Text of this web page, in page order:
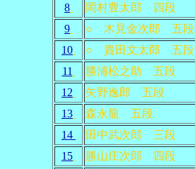
8
岡村豊太郎 四段
9
○ 木見金次郎 五段
10
○ 貴田文太郎 五段
11
勝浦松之助 五段
12
矢野逸郎 五段
13
森永龍 五段
14
田中武次郎 三段
15
勝山庄次郎 四段